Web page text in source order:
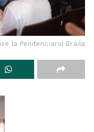
la Penitenciarul Braila